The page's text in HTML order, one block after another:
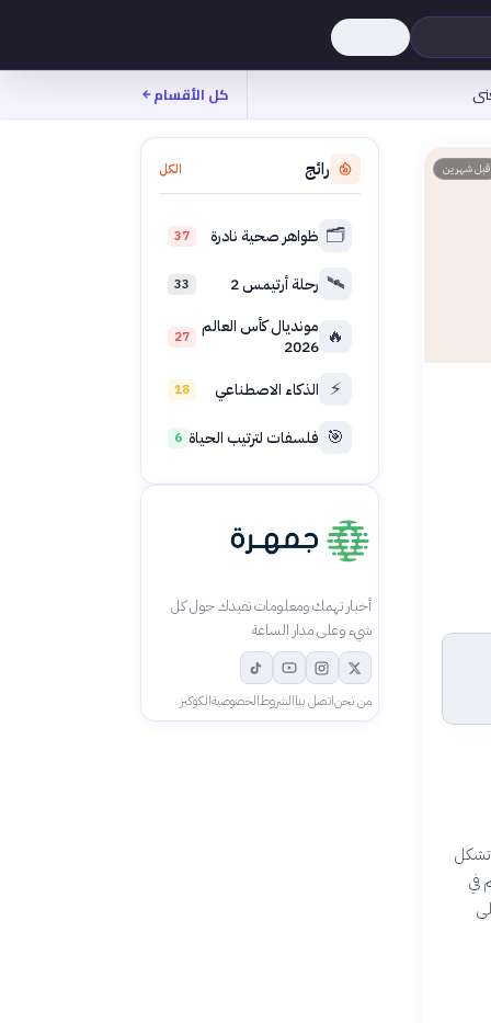
كل الأقسام
قبل شهرين
تشكل
في
رائج الكل
🗂️ ظواهر صحية نادرة 37
🛰️ رحلة أرتيمس 2 33
🔥 مونديال كأس العالم
2026
27
⚡ الذكاء الاصطناعي 18
🎯 فلسفات لترتيب الحياة 6
أخبار تهمك ومعلومات تفيدك حول كل
شيء وعلى مدار الساعة
من نحناتصل بناالشروطالخصوصيةالكوكيز